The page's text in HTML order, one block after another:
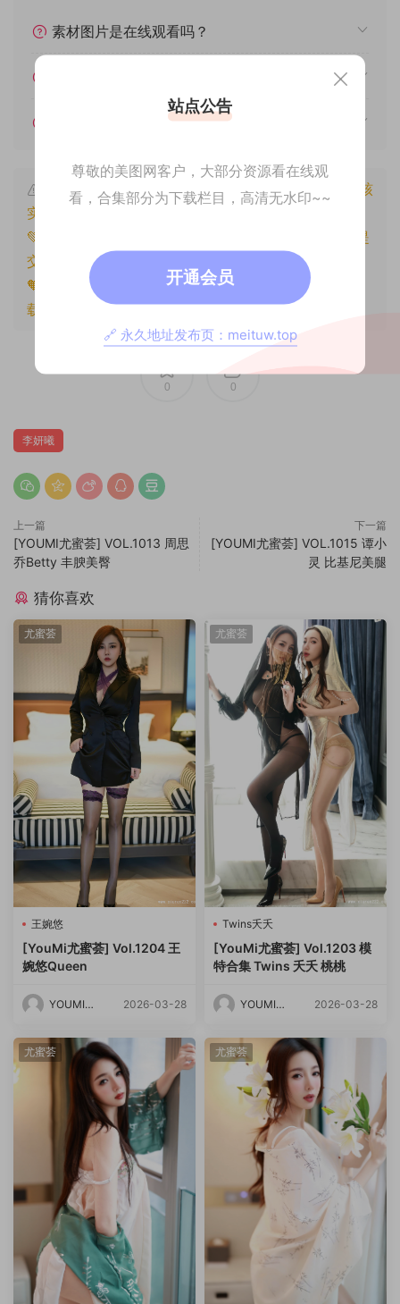
素材图片是在线观看吗？
遇见其他问题怎么办？
本文资源仅供个人参考学习，请勿批量搬运，一经核
实将封禁账号权限！
💚本文资源均来源网友分享，若侵犯了您的权益可以提
交工单处理。
🧡原文链接：
https://www.znjxg.com/1110.html
载请注明出处。
0 0
李妍曦
上一篇
[YOUMI尤蜜荟] VOL.1013 周思
乔Betty 丰腴美臀
下一篇
[YOUMI尤蜜荟] VOL.1015 谭小
灵 比基尼美腿
猜你喜欢
尤蜜荟
王婉悠
[YouMi尤蜜荟] Vol.1204 王
婉悠Queen
YOUMI尤
2026-03-28
尤蜜荟
Twins夭夭
[YouMi尤蜜荟] Vol.1203 模
特合集 Twins 夭夭 桃桃
YOUMI尤
2026-03-28
尤蜜荟 尤蜜荟
站点公告
尊敬的美图网客户，大部分资源看在线观
看，合集部分为下载栏目，高清无水印~~
开通会员
🔗 永久地址发布页：meituw.top